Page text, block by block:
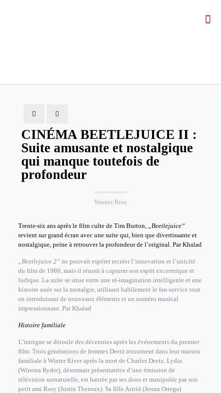
CINÉMA BEETLEJUICE II :
Suite amusante et nostalgique
qui manque toutefois de
profondeur
Warner Bros
Trente-six ans après le film culte de Tim Burton,„Beetlejuice“
revient sur grand écran avec une suite qui, bien que divertissante et
nostalgique, peine à retrouver la profondeur de l’original. Par Khalad
„Beetlejuice 2“ne pouvait espérer recréer l’innovation et l’unicité
du film de 1988, mais il réussit à capturer son esprit excentrique et
ludique. La suite se situe entre une ré-imagination intelligente et une
histoire axée sur la nostalgie, utilisant habilement le fan-service tout
en introduisant de nouveaux éléments et un numéro musical
impressionnant. Par Khalad
Histoire familiale
L’intrigue se déroule des décennies après les événements du premier
film. Trois générations de femmes Deetz retournent dans leur maison
familiale à Winter River après la mort de Charles Deetz. Lydia
(Winona Ryder), désormais présentatrice d’une émission de
télévision surnaturelle, est hantée par ses dons et manipulée par son
petit ami Rory (Justin Theroux). Sa fille Astrid (Jenna Ortega)